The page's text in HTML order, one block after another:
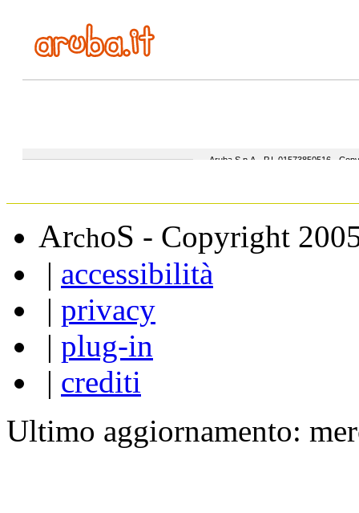
ArchoS - Copyright
| accessibilità
| privacy
| plug-in
| crediti
Ultimo aggiornamento: